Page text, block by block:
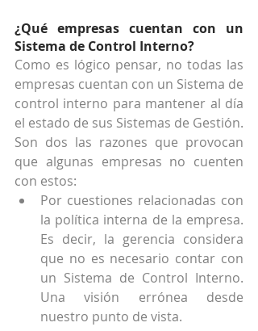
¿Qué empresas cuentan con un
Sistema de Control Interno?
Como es lógico pensar, no todas las
empresas cuentan con un Sistema de
control interno para mantener al día
el estado de sus Sistemas de Gestión.
Son dos las razones que provocan
que algunas empresas no cuenten
con estos:
Por cuestiones relacionadas con
la política interna de la empresa.
Es decir, la gerencia considera
que no es necesario contar con
un Sistema de Control Interno.
Una visión errónea desde
nuestro punto de vista.